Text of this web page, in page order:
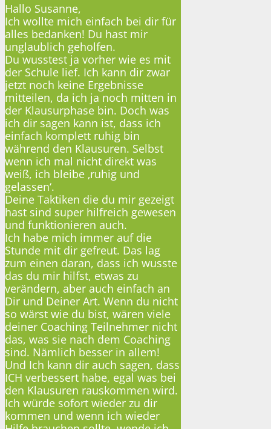
Hallo Susanne,
Ich wollte mich einfach bei dir für
alles bedanken! Du hast mir
unglaublich geholfen.
Du wusstest ja vorher wie es mit
der Schule lief. Ich kann dir zwar
jetzt noch keine Ergebnisse
mitteilen, da ich ja noch mitten in
der Klausurphase bin. Doch was
ich dir sagen kann ist, dass ich
einfach komplett ruhig bin
während den Klausuren. Selbst
wenn ich mal nicht direkt was
weiß, ich bleibe ‚ruhig und
gelassen‘.
Deine Taktiken die du mir gezeigt
hast sind super hilfreich gewesen
und funktionieren auch.
Ich habe mich immer auf die
Stunde mit dir gefreut. Das lag
zum einen daran, dass ich wusste
das du mir hilfst, etwas zu
verändern, aber auch einfach an
Dir und Deiner Art. Wenn du nicht
so wärst wie du bist, wären viele
deiner Coaching Teilnehmer nicht
das, was sie nach dem Coaching
sind. Nämlich besser in allem!
Und Ich kann dir auch sagen, dass
ICH verbessert habe, egal was bei
den Klausuren rauskommen wird.
Ich würde sofort wieder zu dir
kommen und wenn ich wieder